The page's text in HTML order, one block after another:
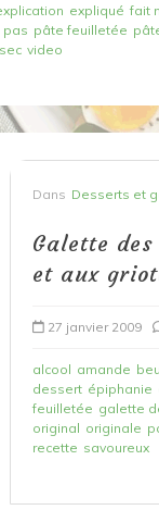
expliqué fait
pas pâte feuilletée
video
Dans Desserts et
Galette
et aux
27 janvier 2009
alcool amande
dessert épiphanie
feuilletée galette
original originale
recette savoureux
Dans
au
18 mars